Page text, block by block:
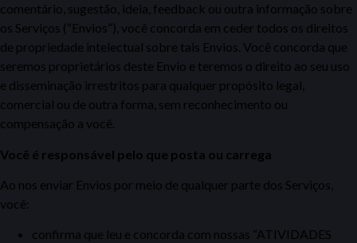
comentário, sugestão, ideia, feedback ou outra informação sobre
os Serviços (“Envios”), você concorda em ceder todos os direitos
de propriedade intelectual sobre tais Envios. Você concorda que
seremos proprietários deste Envio e teremos o direito ao seu uso
e disseminação irrestritos para qualquer propósito legal,
comercial ou de outra forma, sem reconhecimento ou
compensação a você.
Você é responsável pelo que posta ou carrega
Ao nos enviar Envios por meio de qualquer parte dos Serviços,
você:
confirma que leu e concorda com nossas “ATIVIDADES